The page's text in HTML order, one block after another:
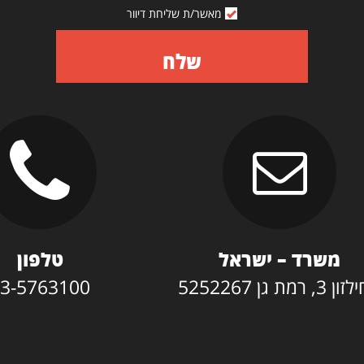
מאשר/ת שליחת דיוור
שלח
משרד – ישראל
גן 5252267
טלפון
5763100